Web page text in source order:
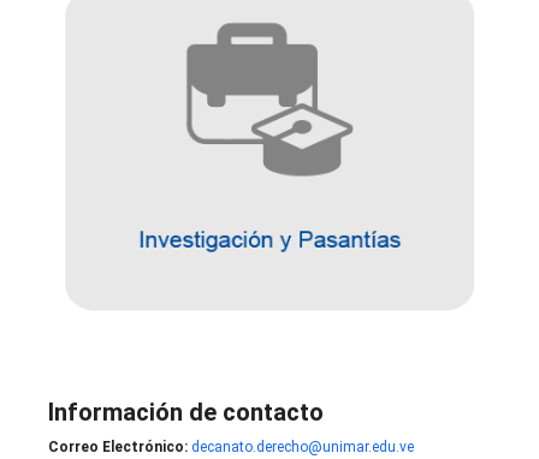
Información de contacto
Correo Electrónico: decanato.derecho@unimar.edu.ve